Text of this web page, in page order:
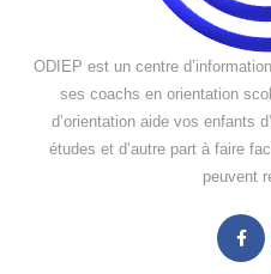
ODIEP est un centre
ses coachs en orientation
d’orientation aide vos enfants
études et d’autre part à faire
peuvent